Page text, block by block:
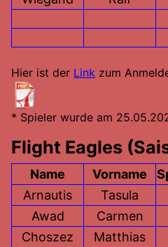
Hier ist der Link zum
* Spieler wurde am
Flight Eagles
Name Vorname
Arnautis
Tasula
Awad
Carmen
Choszez
Matthias